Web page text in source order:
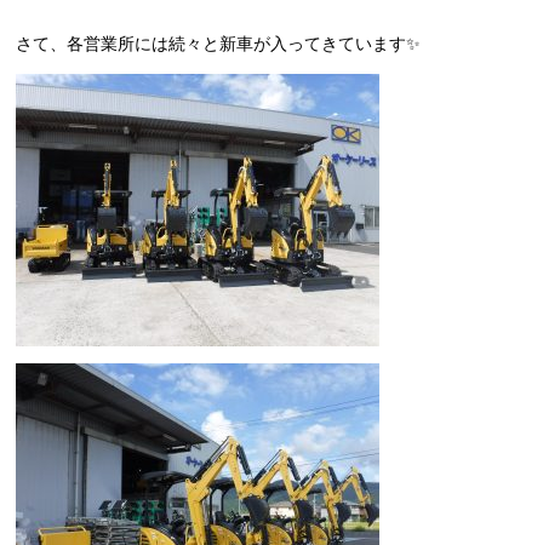
さて、各営業所には続々と新車が入ってきています✨